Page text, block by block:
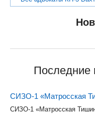
Последние
СИЗО-1 «Матросская
СИЗО-1 «Матросская